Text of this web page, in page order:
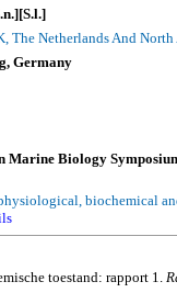
.][S.l.]
The Netherlands And North
, Germany
Marine Biology
, biochemical
toestand: rapport 1.